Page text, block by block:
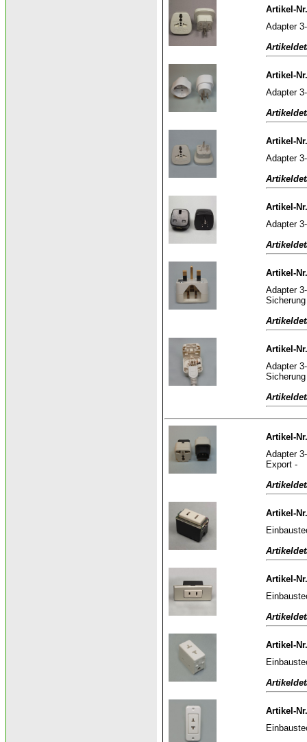
Artikel-
Adapter
Artikel-
Adapter
Artikel-
Adapter
Artikel-
Adapter
Artikel-
Adapter
Artikel-
Adapter
Artikel-
Adapter
Export -
Artikel-
Artikel-
Artikel-
Artikel-